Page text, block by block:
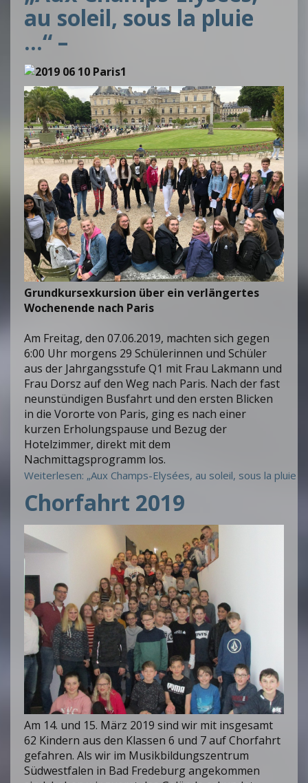
au soleil, sous la pluie
…“ –
Grundkursexkursion über ein verlängertes
Wochenende nach Paris
Am Freitag, den 07.06.2019, machten sich gegen
6:00 Uhr morgens 29 Schülerinnen und Schüler
aus der Jahrgangsstufe Q1 mit Frau Lakmann und
Frau Dorsz auf den Weg nach Paris. Nach der fast
neunstündigen Busfahrt und den ersten Blicken
in die Vororte von Paris, ging es nach einer
kurzen Erholungspause und Bezug der
Hotelzimmer, direkt mit dem
Nachmittagsprogramm los.
Weiterlesen: „Aux Champs-Elysées, au soleil, sous la pluie
Chorfahrt 2019
Am 14. und 15. März 2019 sind wir mit insgesamt
62 Kindern aus den Klassen 6 und 7 auf Chorfahrt
gefahren. Als wir im Musikbildungszentrum
Südwestfalen in Bad Fredeburg angekommen